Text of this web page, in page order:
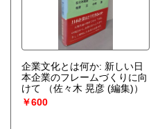
企業文化とは何か: 新しい日
本企業のフレームづくりに向
けて
（佐々木 晃彦 (編集)）
￥600